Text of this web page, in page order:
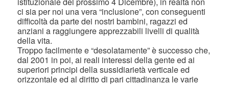
ci sia per noi una vera “inclusione”, con conseguenti
difficoltà da parte dei nostri bambini, ragazzi ed
anziani a raggiungere apprezzabili livelli di qualità
della vita.
Troppo facilmente e “desolatamente” è successo che,
dal 2001 in poi, ai reali interessi della gente ed ai
superiori principi della sussidiarietà verticale ed
orizzontale ed al diritto di pari cittadinanza le varie